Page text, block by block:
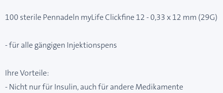
100 sterile Pennadeln myLife Clickfine 12 - 0,33 x 12 mm (29G)
- für alle gängigen Injektionspens
Ihre Vorteile:
- Nicht nur für Insulin, auch für andere Medikamente